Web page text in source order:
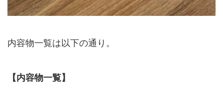
内容物一覧は以下の通り。
【内容物一覧】